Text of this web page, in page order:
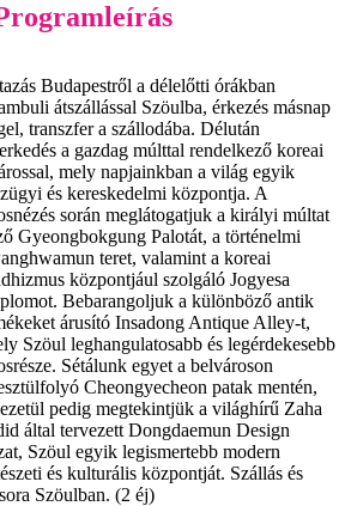
Budapestről a délelőtti órákban
átszállással Szöulba, érkezés másnap
transzfer a szállodába. Délután
a gazdag múlttal rendelkező koreai
mely napjainkban a világ egyik
és kereskedelmi központja. A
során meglátogatjuk a királyi múltat
Gyeongbokgung Palotát, a történelmi
teret, valamint a koreai
központjául szolgáló Jogyesa
Bebarangoljuk a különböző antik
árusító Insadong Antique Alley-t,
Szöul leghangulatosabb és legérdekesebb
Sétálunk egyet a belvároson
Cheongyecheon patak mentén,
pedig megtekintjük a világhírű Zaha
által tervezett Dongdaemun Design
Szöul egyik legismertebb modern
és kulturális központját. Szállás és
Szöulban. (2 éj)